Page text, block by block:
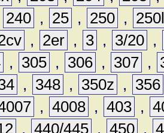
240 , 25 , 250 ,
, 2er , 3 , 3/20 ,
, 305 , 306 , 307 ,
, 348 , 350z ,
356
, 4008 , 403 ,
, 440/445 , 450 ,